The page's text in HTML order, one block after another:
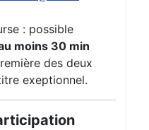
: possible
moins 30 min
des deux
exeptionnel.